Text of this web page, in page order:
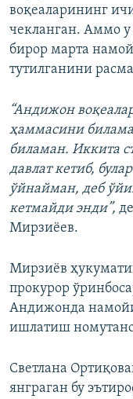
воқеаларининг
чекланган. Аммо
бирор марта
тутилганини
“Андижон
ҳаммасини
биламан. Иккита
давлат кетиб,
ўйнайман, деб
кетмайди энди”,
Мирзиёев.
Мирзиёв
прокурор
Андижонда
ишлатиш
Светлана
янграган бу